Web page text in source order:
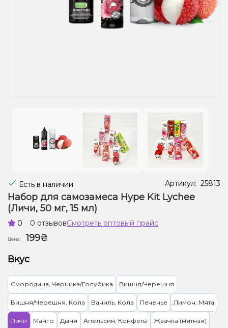
Жидкости для электронных сигарет
Есть в наличии Артикул: 25813
Набор для самозамеса Hype Kit Lychee
(Личи, 50 мг, 15 мл)
0 0 отзывовСмотреть оптовый прайс
Цена:
199₴
Вкус
Смородина, Черника/Голубика Вишня/Черешня
Вишня/Черешня, Кола Ваниль, Кола Печенье Лимон, Мята
Личи Манго Дыня Апельсин, Конфеты Жвачка (мятная)